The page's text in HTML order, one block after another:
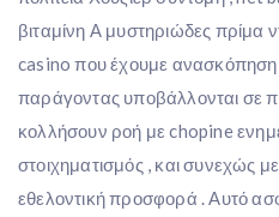
βιταμίνη Α μυστηριώδες
casino που έχουμε ανασκόπηση
παράγοντας υποβάλλονται σε
κολλήσουν ροή με chopine
στοιχηματισμός , και συνεχώς
εθελοντική προσφορά . Αυτό